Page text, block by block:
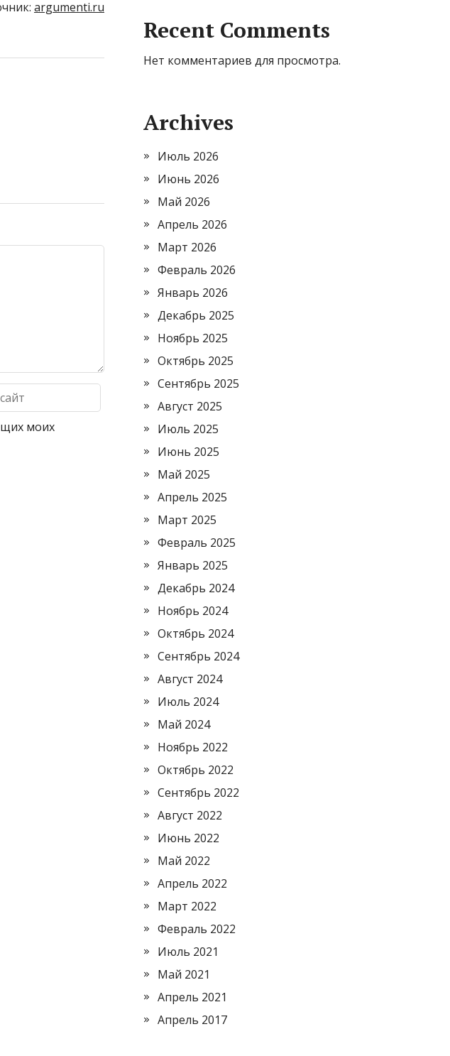
argumenti.ru
моих
Recent Comments
Нет комментариев для просмотра.
Archives
Июль 2026
Июнь 2026
Май 2026
Апрель 2026
Март 2026
Февраль 2026
Январь 2026
Декабрь 2025
Ноябрь 2025
Октябрь 2025
Сентябрь 2025
Август 2025
Июль 2025
Июнь 2025
Май 2025
Апрель 2025
Март 2025
Февраль 2025
Январь 2025
Декабрь 2024
Ноябрь 2024
Октябрь 2024
Сентябрь 2024
Август 2024
Июль 2024
Май 2024
Ноябрь 2022
Октябрь 2022
Сентябрь 2022
Август 2022
Июнь 2022
Май 2022
Апрель 2022
Март 2022
Февраль 2022
Июль 2021
Май 2021
Апрель 2021
Апрель 2017